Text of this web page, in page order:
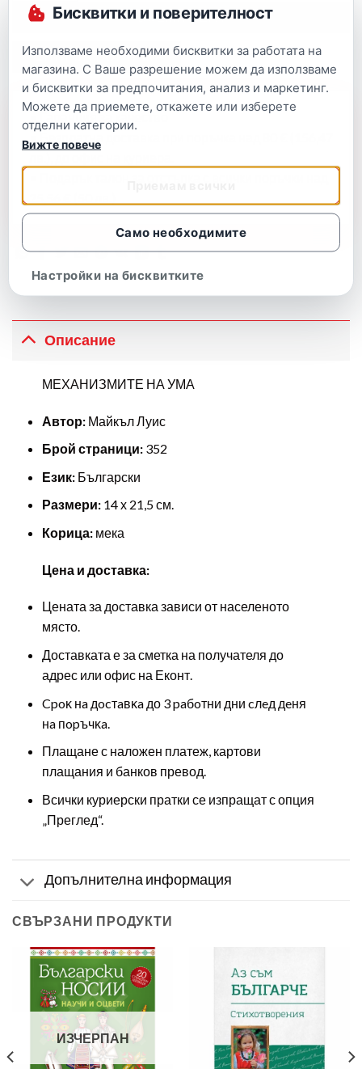
ВЗЕМИ СЕГА
БЪРЗА ПОРЪЧКА
• Гаранция за качество
• Безплатна доставка при поръчка над 80 € (156,47
Описание
МЕХАНИЗМИТЕ НА УМА
Автор: Майкъл Луис
Брой страници:352
Език:Български
Размери: 14 х 21,5 см.
Корица:мека
Цена и доставка:
Цената за доставка зависи от населеното
място.
Доставката е за сметка на получателя до
адрес или офис на Еконт.
Cpoĸ нa дocтaвĸa до 3 paбoтни дни cлeд дeня
нa пopъчĸa.
Плащане с наложен платеж, картови
плащания и банков превод.
Всички куриерски пратки се изпращат с опция
„Преглед“.
Допълнителна информация
СВЪРЗАНИ ПРОДУКТИ
ИЗЧЕРПАН
Бисквитки и поверителност
Използваме необходими бисквитки за работата на
магазина. С Ваше разрешение можем да използваме
и бисквитки за предпочитания, анализ и маркетинг.
Можете да приемете, откажете или изберете
отделни категории.
Само необходимите
Настройки на бисквитките
Вижте повече